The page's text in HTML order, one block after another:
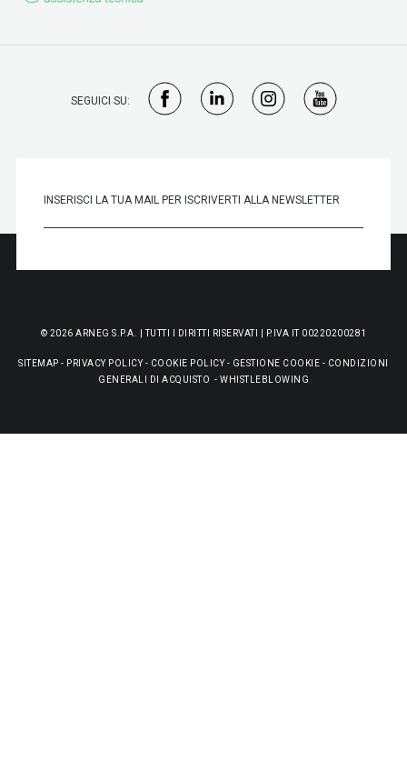
SEGUICI SU:
© 2026 ARNEG S.P.A. | TUTTI I DIRITTI RISERVATI | P.IVA IT 00220200281
SITEMAP - PRIVACY POLICY - COOKIE POLICY - GESTIONE COOKIE - CONDIZIONI
GENERALI DI ACQUISTO - WHISTLEBLOWING